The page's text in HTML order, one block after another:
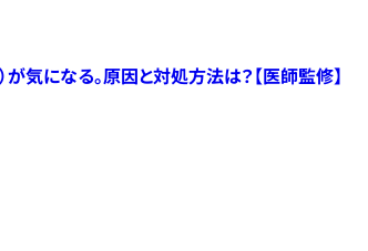
気になる。原因と対処方法は？【医師監修】